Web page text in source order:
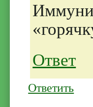
Ответ
Ответить